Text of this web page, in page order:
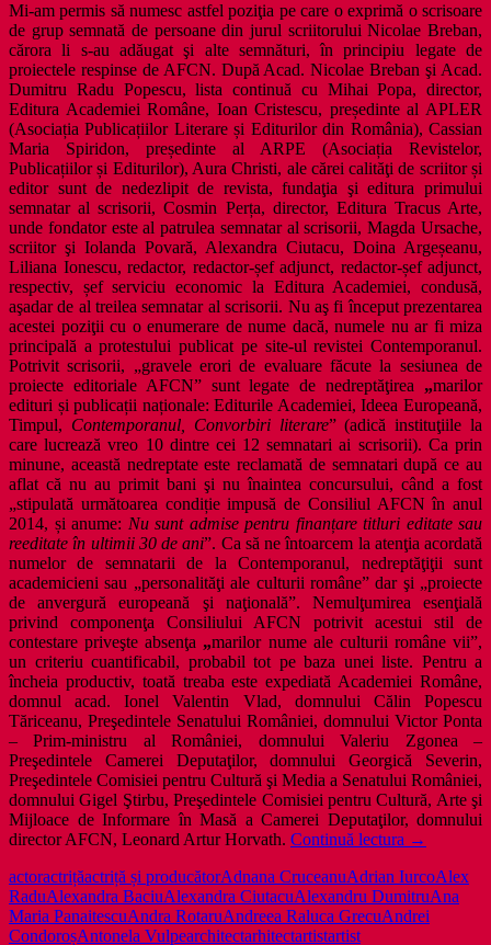
Mi-am permis să numesc astfel poziţia pe care o exprimă o scrisoare
de grup semnată de persoane din jurul scriitorului Nicolae Breban,
cărora li s-au adăugat şi alte semnături, în principiu legate de
proiectele respinse de AFCN. După Acad. Nicolae Breban şi Acad.
Dumitru Radu Popescu, lista continuă cu Mihai Popa, director,
Editura Academiei Române, Ioan Cristescu, președinte al APLER
(Asociația Publicațiilor Literare și Editurilor din România), Cassian
Maria Spiridon, președinte al ARPE (Asociația Revistelor,
Publicațiilor și Editurilor), Aura Christi, ale cărei calităţi de scriitor și
editor sunt de nedezlipit de revista, fundaţia şi editura primului
semnatar al scrisorii, Cosmin Perța, director, Editura Tracus Arte,
unde fondator este al patrulea semnatar al scrisorii, Magda Ursache,
scriitor şi Iolanda Povară, Alexandra Ciutacu, Doina Argeșeanu,
Liliana Ionescu, redactor, redactor-șef adjunct, redactor-șef adjunct,
respectiv, șef serviciu economic la Editura Academiei, condusă,
aşadar de al treilea semnatar al scrisorii. Nu aş fi început prezentarea
acestei poziţii cu o enumerare de nume dacă, numele nu ar fi miza
principală a protestului publicat pe site-ul revistei Contemporanul.
Potrivit scrisorii, „gravele erori de evaluare făcute la sesiunea de
proiecte editoriale AFCN” sunt legate de nedreptăţirea „marilor
edituri și publicații naționale: Editurile Academiei, Ideea Europeană,
Timpul, Contemporanul, Convorbiri literare” (adică instituţiile la
care lucrează vreo 10 dintre cei 12 semnatari ai scrisorii). Ca prin
minune, această nedreptate este reclamată de semnatari după ce au
aflat că nu au primit bani şi nu înaintea concursului, când a fost
„stipulată următoarea condiție impusă de Consiliul AFCN în anul
2014, și anume: Nu sunt admise pentru finanțare titluri editate sau
reeditate în ultimii 30 de ani”. Ca să ne întoarcem la atenţia acordată
numelor de semnatarii de la Contemporanul, nedreptăţiţii sunt
academicieni sau „personalităţi ale culturii române” dar şi „proiecte
de anvergură europeană şi naţională”. Nemulţumirea esenţială
privind componenţa Consiliului AFCN potrivit acestui stil de
contestare priveşte absenţa „marilor nume ale culturii române vii”,
un criteriu cuantificabil, probabil tot pe baza unei liste. Pentru a
încheia productiv, toată treaba este expediată Academiei Române,
domnul acad. Ionel Valentin Vlad, domnului Călin Popescu
Tăriceanu, Preşedintele Senatului României, domnului Victor Ponta
– Prim-ministru al României, domnului Valeriu Zgonea –
Preşedintele Camerei Deputaţilor, domnului Georgică Severin,
Preşedintele Comisiei pentru Cultură şi Media a Senatului României,
domnului Gigel Ştirbu, Preşedintele Comisiei pentru Cultură, Arte şi
Mijloace de Informare în Masă a Camerei Deputaţilor, domnului
director AFCN, Leonard Artur Horvath. Continuă lectura În
culturale
(problemele
→
actoractrițăactriță și producătorAdnana CruceanuAdrian IurcoAlex
RaduAlexandra BaciuAlexandra CiutacuAlexandru DumitruAna
Maria PanaitescuAndra RotaruAndreea Raluca GrecuAndrei
CondoroșAntonela Vulpearchitectarhitectartistartist